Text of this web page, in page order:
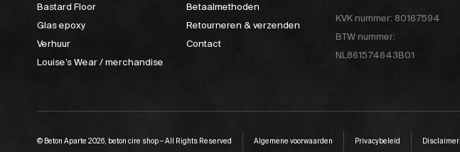
Bastard Floor
Glas epoxy
Verhuur
Louise’s Wear / merchandise
Betaalmethoden
Retourneren & verzenden
Contact
KVK nummer: 80167594
BTW nummer:
NL861574643B01
© Beton Aparte 2026, beton cire shop – All Rights Reserved Algemene voorwaarden Privacybeleid Disclaimer